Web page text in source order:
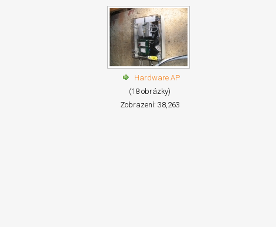
Hardware AP
(18 obrázky)
Zobrazení: 38,263